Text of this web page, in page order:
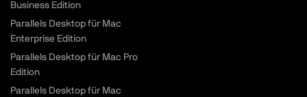
Business Edition
Parallels Desktop für Mac
Enterprise Edition
Parallels Desktop für Mac Pro
Edition
Parallels Desktop für Mac